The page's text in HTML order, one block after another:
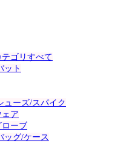
ゴリすべて
ット
ューズ/スパイク
ア
ーブ
ッグ/ケース